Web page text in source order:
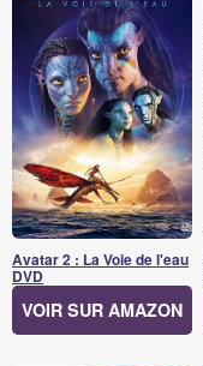
Avatar 2 : La Voie de l'eau
DVD
VOIR SUR AMAZON